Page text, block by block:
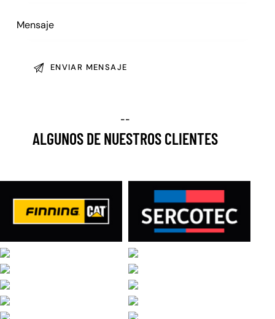
--
ALGUNOS DE NUESTROS CLIENTES